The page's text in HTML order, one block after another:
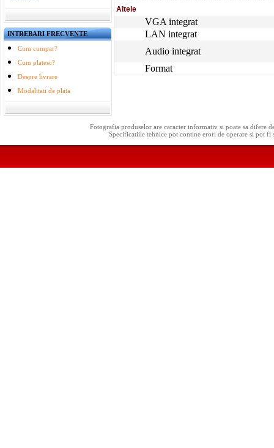
INTREBARI FRECVENTE
Cum cumpar?
Cum platesc?
Despre livrare
Modalitati de plata
Altele
VGA integrat
LAN integrat
Audio integrat
Format
Fotografia produselor are caracter informativ si poate sa difere
Specificatiile tehnice pot contine erori de operare si pot